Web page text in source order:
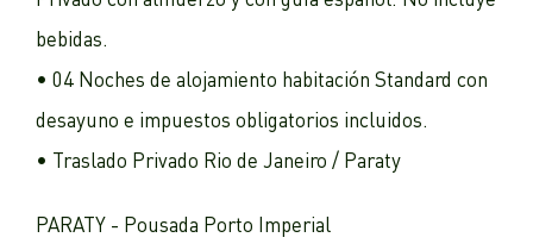
bebidas.
• 04 Noches de alojamiento habitación Standard con
desayuno e impuestos obligatorios incluidos.
• Traslado Privado Rio de Janeiro / Paraty
PARATY - Pousada Porto Imperial